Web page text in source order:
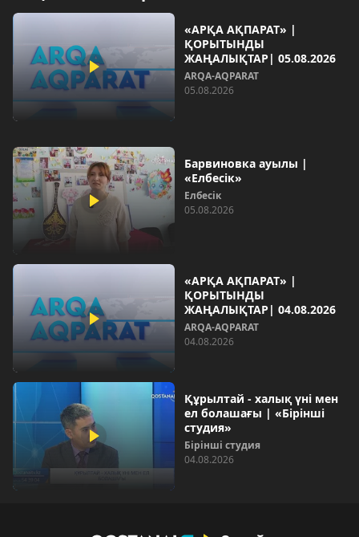
«АРҚА АҚПАРАТ» |
ҚОРЫТЫНДЫ
ЖАҢАЛЫҚТАР| 05.08.2026
ARQA-AQPARAT
05.08.2026
Барвиновка ауылы |
«Елбесік»
Елбесік
05.08.2026
«АРҚА АҚПАРАТ» |
ҚОРЫТЫНДЫ
ЖАҢАЛЫҚТАР| 04.08.2026
ARQA-AQPARAT
04.08.2026
Құрылтай - халық үні мен
ел болашағы | «Бірінші
студия»
Бірінші студия
04.08.2026